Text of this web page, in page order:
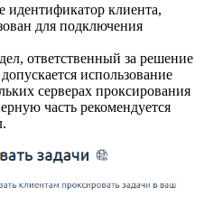
клиента,
для подключения
ответственный за решение
использование
серверах проксирования
часть рекомендуется